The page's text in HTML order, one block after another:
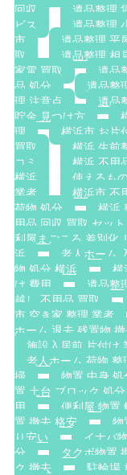
回収
遺品整理
ビス
遺品整理
市
遺品整理 平
取
遺品整理 相
家電 買取
遺品
品 処分
遺品整
理 注意点
遺品
貯金 見つけ方
理
横浜市 お片
買取
横浜 生前
コミ
横浜 不用
横浜
使えるも
業者
横浜市 不
荷物 処分
横浜
用品 回収 買取 セット
利屋まごころ 差別化
浜
老人ホーム
物 処分 横浜
横
け 費用
遺品整
越し 不用品 買取
市 空き家 整理 業者
ホーム 退去 残置物
施設入居前 片付け
老人ホーム 荷物 整
掃
物置 中身 処
置 土台 ブロック 処分
用
便利屋 物置
置 撤去 格安
物
り安い
イナバ
分
タクボ物置
ク 撤去
駐輪場